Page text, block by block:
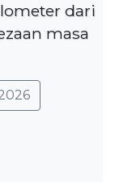
dari
masa